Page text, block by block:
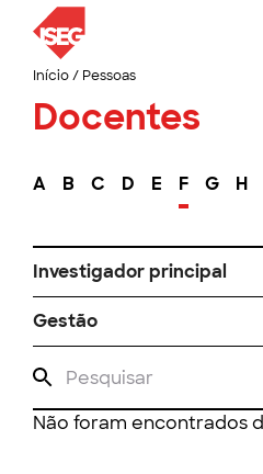
Início/ Pessoas
Docentes
A B C D E F G H
Investigador principal
Gestão
Não foram encontrados